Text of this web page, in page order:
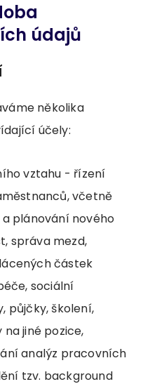
údajů
několika
účely:
vztahu - řízení
včetně
plánování nového
správa mezd,
částek
sociální
půjčky, školení,
jiné pozice,
analýz pracovních
tzv. background